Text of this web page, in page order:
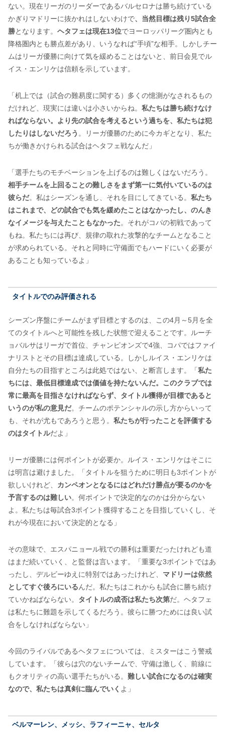
ない。現在リーガのリーダーであるバルセロナは勝ち続けている
かぎりマドリーに抜かれはしないわけで、当然目標は残り5試合全
勝となります。 ヘタフェは現在13位でヨーロッパリーグ圏内とも
降格圏内とも勝点差があり、いうなれば“手頃”な相手。しかしチー
ムはリーガ優勝に向けて気を緩めることはないと、前日会見でル
イス・エンリケは信頼を示しています。
「机上では（試合の難易度に関する）多くの憶測がなされるもの
だけれど、現実には違いは小さいからね。 私たちは勝ち続けなけ
ればならない。より先の試合を考えるという過ちを、私たちは犯
したりはしないだろう 。リーガ優勝のために今カギとなり、私た
ちが働きかけられる試合はヘタフェ戦なんだ」
「選手たちのモチベーションを上げるのは難しくはないだろう。
相手チームを上回ることの難しさをまず第一に気付いているのは
彼らだ。私はシーズンを通し、それを目にしてきている。 私たち
はこれまで、どの試合でも気を緩めたことはなかったし、のんき
なイメージを与えたこともなかった。それがコパの初戦であって
もね。私たちには再び、規律の取れた攻撃的なチームとなること
が求められている。それと同時に守備面でもハードにいく必要が
あることも知っているよ」
タイトルでのみ評価される
シーズン序盤にチームがまず目標とするのは、この4月～5月を全
てのタイトルへと可能性を残した状態で迎えることです。ルーチ
ョバルサはリーガで首位、チャンピオンズで4強、コパではファイ
ナリストとその目標は達成している。しかしルイス・エンリケは
自分たちの目指すところは此処ではない、と断言します。「私た
ちには、最低目標達成では価値を持たないんだ。このクラブでは
常に最高を目指さなければならず、タイトル獲得が目標であると
いうのが私の意見だ。チームのポテンシャルの示し方からいって
も、それが尤もであろうと思う。 私たちが行ったことを評価する
のはタイトルだよ」
リーガ優勝には何ポイントが必要か。ルイス・エンリケはそこに
は明言は避けました。「タイトルを狙うために明日も3ポイントが
欲しいけれど、 カンペオンとなるにはどれだけ勝点が要るのかを
予言するのは難しい。何ポイントで決定的なのかは分からない
よ。私たちは毎試合3ポイント獲得することを目指していくし、そ
れが今現在において決定的となる」
その意味で、エスパニョール戦での勝利は重要だったけれども道
はまだ続いていく、と監督は言います。「重要な3ポイントではあ
ったし、デルビーゆえに特別ではあったけれど、 マドリーは依然
としてすぐ後ろにいるんだ。私たちはこれからも試合に勝ち続け
ていかねばならない。 タイトルの成否は私たち次第だ。ヘタフェ
は私たちに難題を示してくるだろう。彼らに勝つためには良い試
合をしなければならない」
今回のライバルであるヘタフェについては、ミスターはこう警戒
しています。「彼らは穴のないチームで、守備は激しく、前線に
もクオリティの高い選手たちがいる。 難しい試合になるのは確実
なので、私たちは真剣に臨んでいく よ」
ベルマーレン、メッシ、ラフィーニャ、セルタ